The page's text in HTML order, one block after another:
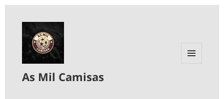
As Mil Camisas